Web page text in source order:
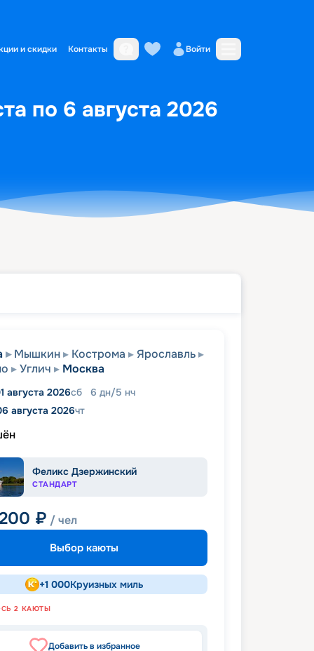
и скидки Контакты Войти
по 6 августа 2026
Мышкин Кострома
Ярославль
Углич Москва
августа 2026сб 6 дн/5 нч
августа 2026чт
Феликс Дзержинский
СТАНДАРТ
₽ / чел
Выбор каюты
+1 000Круизных миль
2 КАЮТЫ
Добавить в избранное